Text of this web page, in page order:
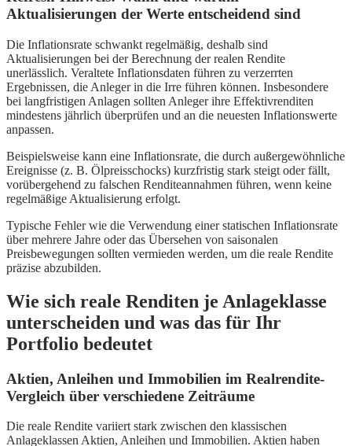
Aktualisierungen der Werte entscheidend sind
Die Inflationsrate schwankt regelmäßig, deshalb sind
Aktualisierungen bei der Berechnung der realen Rendite
unerlässlich. Veraltete Inflationsdaten führen zu verzerrten
Ergebnissen, die Anleger in die Irre führen können. Insbesondere
bei langfristigen Anlagen sollten Anleger ihre Effektivrenditen
mindestens jährlich überprüfen und an die neuesten Inflationswerte
anpassen.
Beispielsweise kann eine Inflationsrate, die durch außergewöhnliche
Ereignisse (z. B. Ölpreisschocks) kurzfristig stark steigt oder fällt,
vorübergehend zu falschen Renditeannahmen führen, wenn keine
regelmäßige Aktualisierung erfolgt.
Typische Fehler wie die Verwendung einer statischen Inflationsrate
über mehrere Jahre oder das Übersehen von saisonalen
Preisbewegungen sollten vermieden werden, um die reale Rendite
präzise abzubilden.
Wie sich reale Renditen je Anlageklasse
unterscheiden und was das für Ihr
Portfolio bedeutet
Aktien, Anleihen und Immobilien im Realrendite-
Vergleich über verschiedene Zeiträume
Die reale Rendite variiert stark zwischen den klassischen
Anlageklassen Aktien, Anleihen und Immobilien. Aktien haben